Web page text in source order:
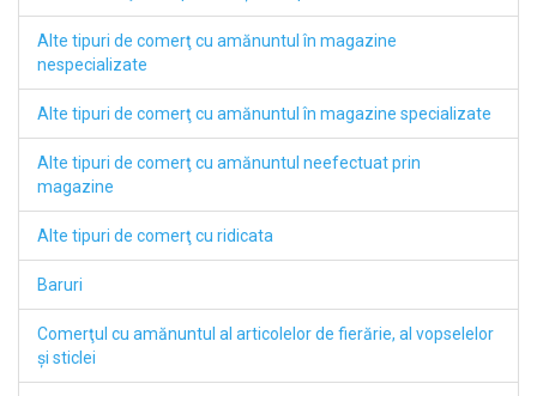
Alte tipuri de comerţ cu amănuntul în magazine
nespecializate
Alte tipuri de comerţ cu amănuntul în magazine specializate
Alte tipuri de comerţ cu amănuntul neefectuat prin
magazine
Alte tipuri de comerţ cu ridicata
Baruri
Comerţul cu amănuntul al articolelor de fierărie, al vopselelor
şi sticlei